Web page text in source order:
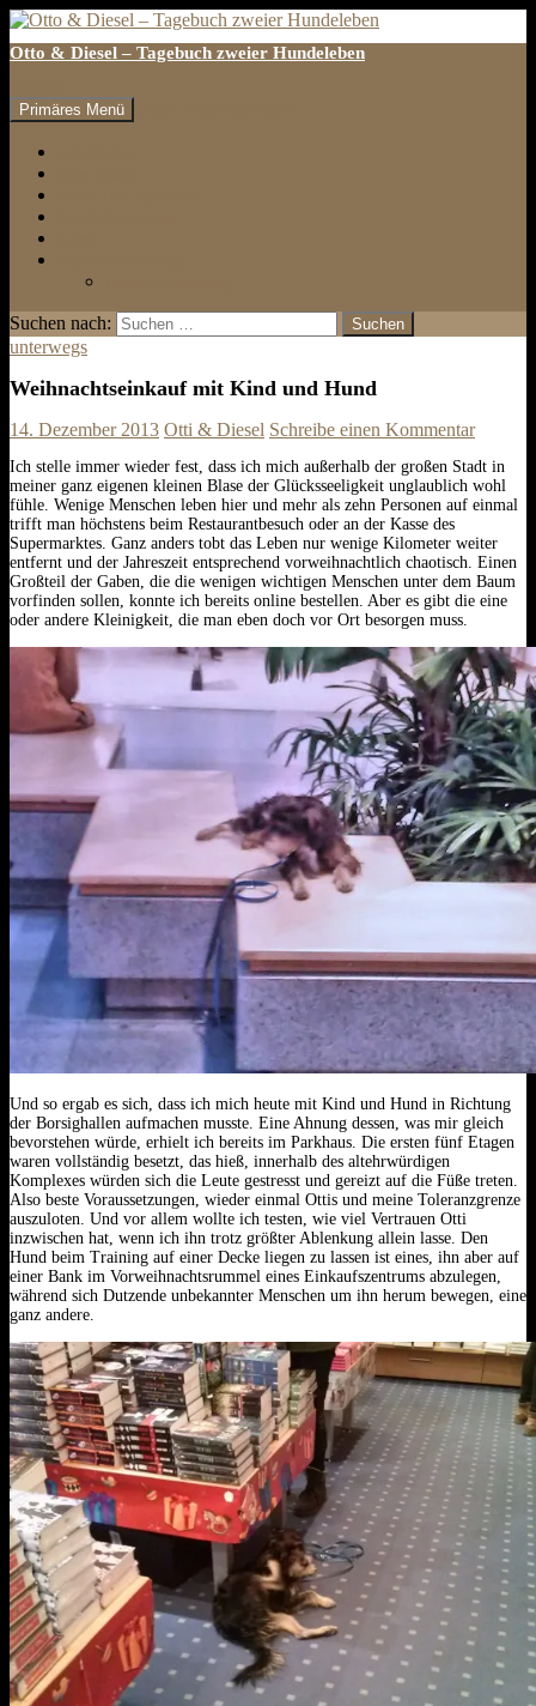
Otto & Diesel – Tagebuch zweier Hundeleben
Primäres Menü
Suchen nach:
unterwegs
Weihnachtseinkauf mit Kind und Hund
14. Dezember 2013 Otti & Diesel Schreibe einen Kommentar
Ich stelle immer wieder fest, dass ich mich außerhalb der großen Stadt in
meiner ganz eigenen kleinen Blase der Glücksseeligkeit unglaublich wohl
fühle. Wenige Menschen leben hier und mehr als zehn Personen auf einmal
trifft man höchstens beim Restaurantbesuch oder an der Kasse des
Supermarktes. Ganz anders tobt das Leben nur wenige Kilometer weiter
entfernt und der Jahreszeit entsprechend vorweihnachtlich chaotisch. Einen
Großteil der Gaben, die die wenigen wichtigen Menschen unter dem Baum
vorfinden sollen, konnte ich bereits online bestellen. Aber es gibt die eine
oder andere Kleinigkeit, die man eben doch vor Ort besorgen muss.
Und so ergab es sich, dass ich mich heute mit Kind und Hund in Richtung
der Borsighallen aufmachen musste. Eine Ahnung dessen, was mir gleich
bevorstehen würde, erhielt ich bereits im Parkhaus. Die ersten fünf Etagen
waren vollständig besetzt, das hieß, innerhalb des altehrwürdigen
Komplexes würden sich die Leute gestresst und gereizt auf die Füße treten.
Also beste Voraussetzungen, wieder einmal Ottis und meine Toleranzgrenze
auszuloten. Und vor allem wollte ich testen, wie viel Vertrauen Otti
inzwischen hat, wenn ich ihn trotz größter Ablenkung allein lasse. Den
Hund beim Training auf einer Decke liegen zu lassen ist eines, ihn aber auf
einer Bank im Vorweihnachtsrummel eines Einkaufszentrums abzulegen,
während sich Dutzende unbekannter Menschen um ihn herum bewegen, eine
ganz andere.